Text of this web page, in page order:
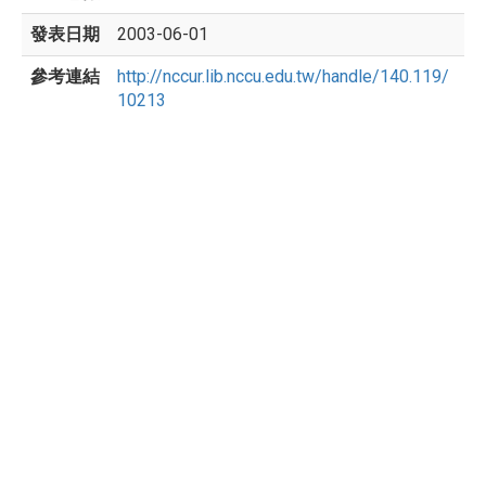
發表日期 2003-06-01
參考連結
http://nccur.lib.nccu.edu.tw/handle/140.119/
10213